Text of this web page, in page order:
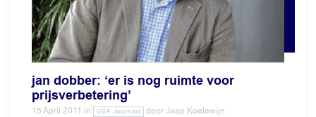
jan dobber: ‘er is nog ruimte voor
prijsverbetering’
15 April 2011 in VBA Journaal doorJaap Koelewijn